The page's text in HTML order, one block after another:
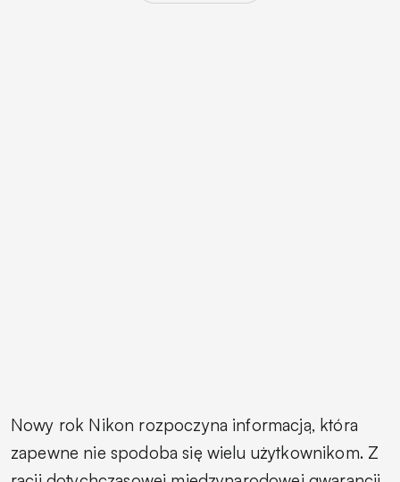
Nowy rok Nikon rozpoczyna informacją, która
zapewne nie spodoba się wielu użytkownikom. Z